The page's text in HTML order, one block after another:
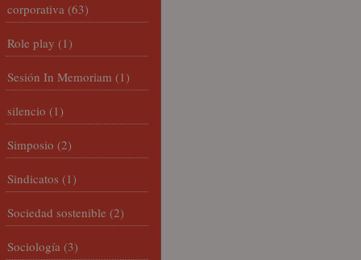
corporativa (63)
Role play (1)
Sesión In Memoriam (1)
silencio (1)
Simposio (2)
Sindicatos (1)
Sociedad sostenible (2)
Sociología (3)